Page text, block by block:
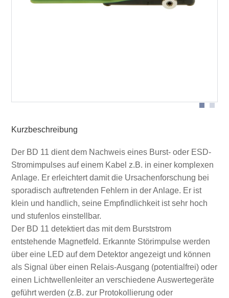
Kurzbeschreibung
Der BD 11 dient dem Nachweis eines Burst- oder ESD-
Stromimpulses auf einem Kabel z.B. in einer komplexen
Anlage. Er erleichtert damit die Ursachenforschung bei
sporadisch auftretenden Fehlern in der Anlage. Er ist
klein und handlich, seine Empfindlichkeit ist sehr hoch
und stufenlos einstellbar.
Der BD 11 detektiert das mit dem Burststrom
entstehende Magnetfeld. Erkannte Störimpulse werden
über eine LED auf dem Detektor angezeigt und können
als Signal über einen Relais-Ausgang (potentialfrei) oder
einen Lichtwellenleiter an verschiedene Auswertegeräte
geführt werden (z.B. zur Protokollierung oder